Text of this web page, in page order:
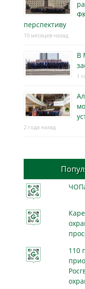
перспективу
10 месяцев назад
В
1
2 года назад
110